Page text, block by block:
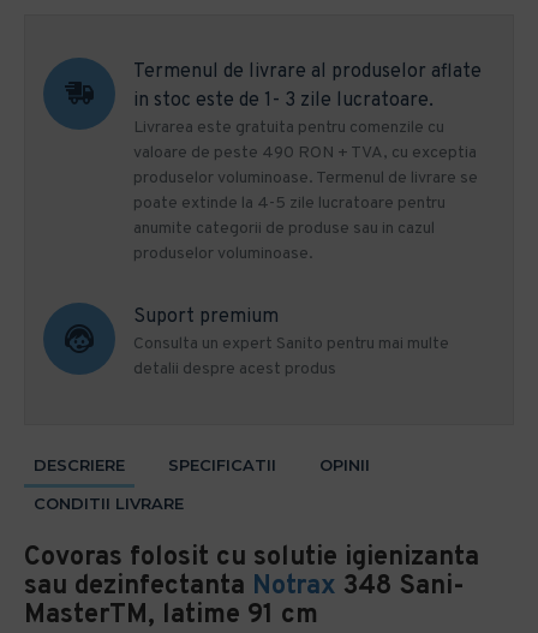
Termenul de livrare al produselor aflate
in stoc este de 1- 3 zile lucratoare.
Livrarea este gratuita pentru comenzile cu
valoare de peste 490 RON + TVA, cu exceptia
produselor voluminoase. Termenul de livrare se
poate extinde la 4-5 zile lucratoare pentru
anumite categorii de produse sau in cazul
produselor voluminoase.
Suport premium
Consulta un expert Sanito pentru mai multe
detalii despre acest produs
DESCRIERE SPECIFICATII
OPINII
CONDITII LIVRARE
Covoras folosit cu solutie igienizanta
sau dezinfectanta Notrax 348 Sani-
MasterTM, latime 91 cm